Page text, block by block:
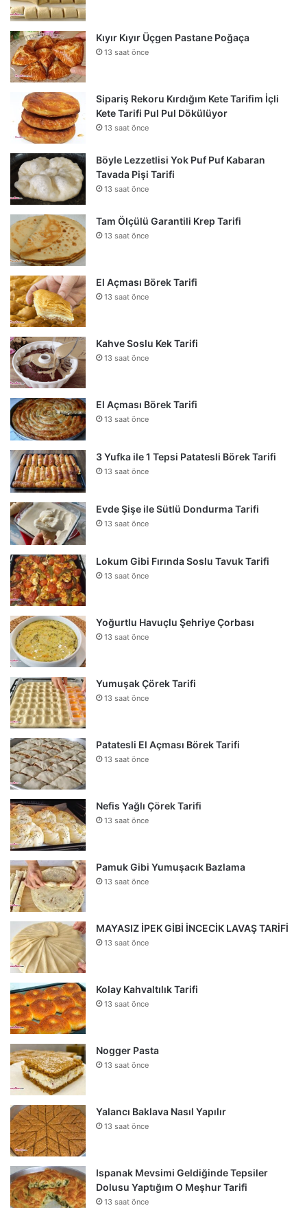
Kıyır Kıyır Üçgen Pastane Poğaça
13 saat önce
Sipariş Rekoru Kırdığım Kete Tarifim İçli
Kete Tarifi Pul Pul Dökülüyor
13 saat önce
Böyle Lezzetlisi Yok Puf Puf Kabaran
Tavada Pişi Tarifi
13 saat önce
Tam Ölçülü Garantili Krep Tarifi
13 saat önce
El Açması Börek Tarifi
13 saat önce
Kahve Soslu Kek Tarifi
13 saat önce
El Açması Börek Tarifi
13 saat önce
3 Yufka ile 1 Tepsi Patatesli Börek Tarifi
13 saat önce
Evde Şişe ile Sütlü Dondurma Tarifi
13 saat önce
Lokum Gibi Fırında Soslu Tavuk Tarifi
13 saat önce
Yoğurtlu Havuçlu Şehriye Çorbası
13 saat önce
Yumuşak Çörek Tarifi
13 saat önce
Patatesli El Açması Börek Tarifi
13 saat önce
Nefis Yağlı Çörek Tarifi
13 saat önce
Pamuk Gibi Yumuşacık Bazlama
13 saat önce
MAYASIZ İPEK GİBİ İNCECİK LAVAŞ TARİFİ
13 saat önce
Kolay Kahvaltılık Tarifi
13 saat önce
Nogger Pasta
13 saat önce
Yalancı Baklava Nasıl Yapılır
13 saat önce
Ispanak Mevsimi Geldiğinde Tepsiler
Dolusu Yaptığım O Meşhur Tarifi
13 saat önce